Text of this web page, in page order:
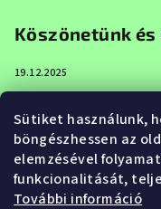
Sütiket használunk,
böngészhessen az
elemzésével
funkcionalitását,
További információ
Köszönetünk
19.12.2025
Boldog
Eroute-tól
20.12.2024